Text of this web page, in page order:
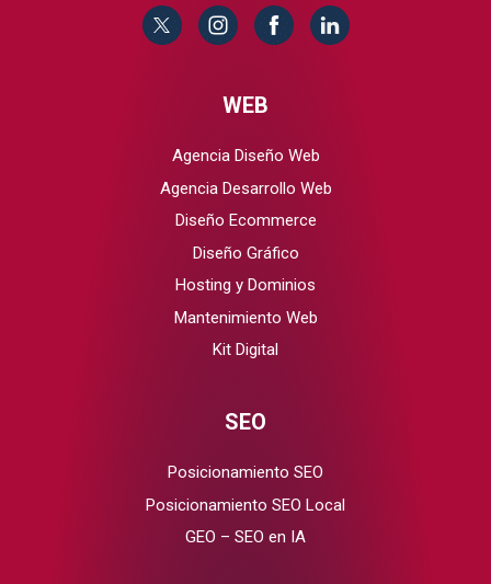
WEB
Agencia Diseño Web
Agencia Desarrollo Web
Diseño Ecommerce
Diseño Gráfico
Hosting y Dominios
Mantenimiento Web
Kit Digital
SEO
Posicionamiento SEO
Posicionamiento SEO Local
GEO – SEO en IA